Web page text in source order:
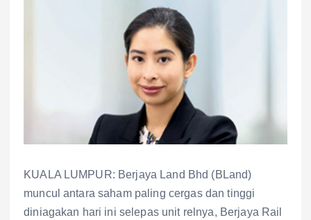
KUALA LUMPUR: Berjaya Land Bhd (BLand)
muncul antara saham paling cergas dan tinggi
diniagakan hari ini selepas unit relnya, Berjaya Rail